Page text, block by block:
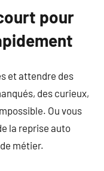
pour
et attendre des
des curieux,
Ou vous
la reprise auto
métier.